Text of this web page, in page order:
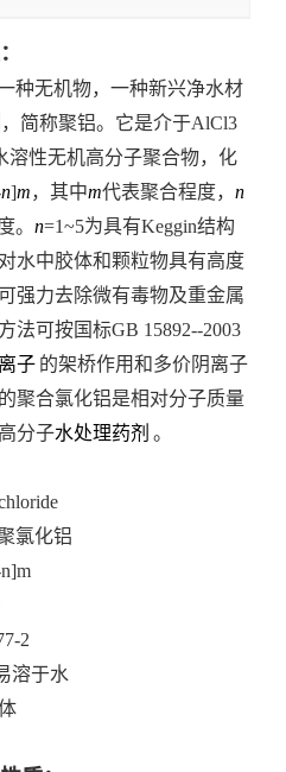
种无机物，一种新兴净水材
简称聚铝。它是介于AlCl3
溶性无机高分子聚合物，化
n]m，其中m代表聚合程度， n
。 n=1~5为具有Keggin结构
水中胶体和颗粒物具有高度
强力去除微有毒物及重金属
法可按国标GB 15892--2003
子 的架桥作用和多价阴离子
聚合氯化铝是相对分子质量
分子水处理药剂 。
氯化铝
]m
2
溶于水